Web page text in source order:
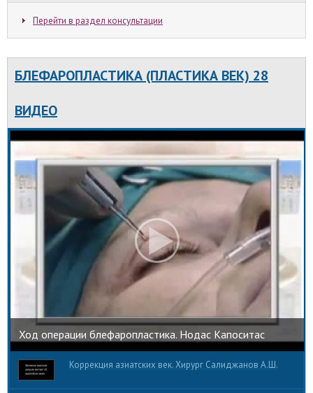
Перейти в раздел консультации
БЛЕФАРОПЛАСТИКА (ПЛАСТИКА ВЕК) 28
ВИДЕО
Ход операции блефаропластика. Нодас Капоситас
Коррекция азиатских век. Хирург Салиджанов А.Ш.